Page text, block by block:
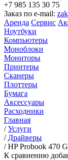
+7 985 135 30 75
Заказ по e-mail:
Аренда Сервис
Ноутбуки
Компьютеры
Моноблоки
Мониторы
Принтеры
Сканеры
Плоттеры
Бумага
Аксессуары
Расходники
Главная
/Услуги
/ Драйверы
/HP Probook 470
К сравнению